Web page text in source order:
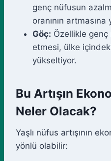
genç nüfusun
oranının artmasına
Göç: Özellikle genç
etmesi, ülke
yükseltiyor.
Bu Artışın
Neler Olacak?
Yaşlı nüfus artışının
yönlü olabilir: